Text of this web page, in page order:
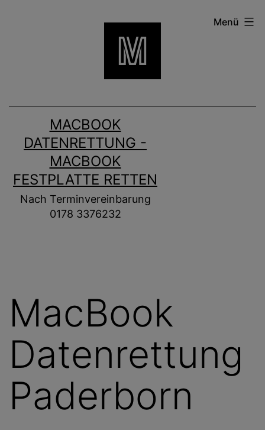
MACBOOK
DATENRETTUNG -
MACBOOK
FESTPLATTE RETTEN
Nach Terminvereinbarung
0178 3376232
Menü
MacBook
Datenrettung
Paderborn